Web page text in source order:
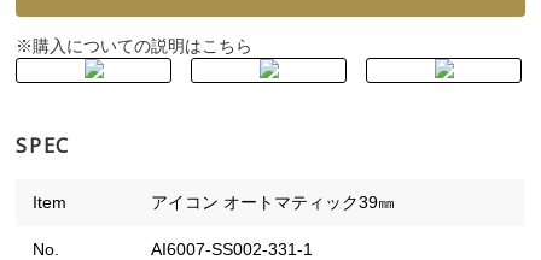
※購入についての説明はこちら
SPEC
Item アイコン オートマティック39㎜
No. AI6007-SS002-331-1